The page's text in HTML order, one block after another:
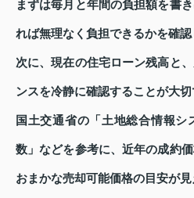
まずは毎月と年間の負担額を書
れば無理なく負担できるかを確認
次に、現在の住宅ローン残高と
ンスを冷静に確認することが大切
国土交通省の「土地総合情報シ
数」などを参考に、近年の成約
おまかな売却可能価格の目安が見